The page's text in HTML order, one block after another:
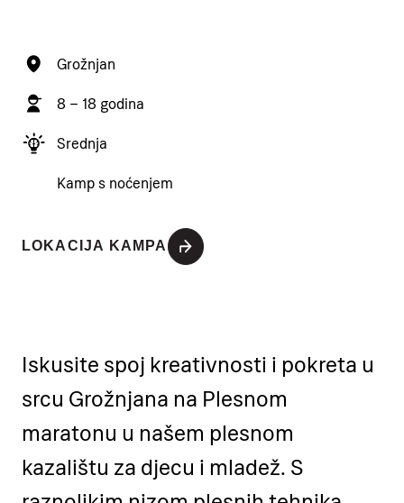
Grožnjan
8 – 18 godina
Srednja
Kamp s noćenjem
LOKACIJA KAMPA
Iskusite spoj kreativnosti i pokreta u
srcu Grožnjana na Plesnom
maratonu u našem plesnom
kazalištu za djecu i mladež. S